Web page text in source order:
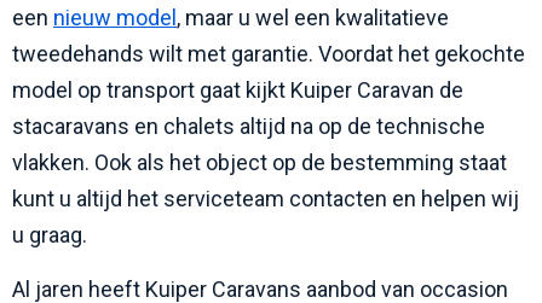
een nieuw model , maar u wel een kwalitatieve
tweedehands wilt met garantie. Voordat het gekochte
model op transport gaat kijkt Kuiper Caravan de
stacaravans en chalets altijd na op de technische
vlakken. Ook als het object op de bestemming staat
kunt u altijd het serviceteam contacten en helpen wij
u graag.
Al jaren heeft Kuiper Caravans aanbod van occasion